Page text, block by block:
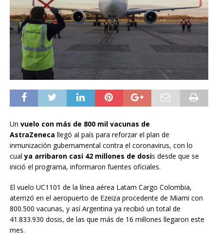
Un vuelo con más de 800 mil vacunas de
AstraZeneca llegó al país para reforzar el plan de
inmunización gubernamental contra el coronavirus, con lo
cualya arribaron casi 42 millones de dosis desde que se
inició el programa, informaron fuentes oficiales.
El vuelo UC1101 de la línea aérea Latam Cargo Colombia,
aterrizó en el aeropuerto de Ezeiza procedente de Miami con
800.500 vacunas, y así Argentina ya recibió un total de
41.833.930 dosis, de las que más de 16 millones llegaron este
mes.